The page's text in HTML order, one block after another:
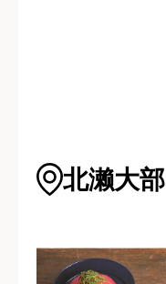
北濑大部